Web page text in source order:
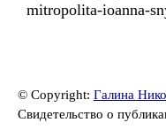
mitropolita-ioanna-
© Copyright: Галина
Свидетельство о